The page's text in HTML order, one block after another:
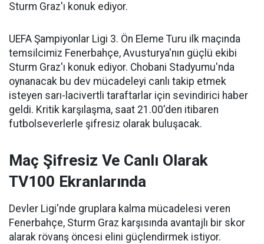
Sturm Graz'ı konuk ediyor.
UEFA Şampiyonlar Ligi 3. Ön Eleme Turu ilk maçında
temsilcimiz Fenerbahçe, Avusturya'nın güçlü ekibi
Sturm Graz'ı konuk ediyor. Chobani Stadyumu'nda
oynanacak bu dev mücadeleyi canlı takip etmek
isteyen sarı-lacivertli taraftarlar için sevindirici haber
geldi. Kritik karşılaşma, saat 21.00'den itibaren
futbolseverlerle şifresiz olarak buluşacak.
Maç Şifresiz Ve Canlı Olarak
TV100 Ekranlarında
Devler Ligi'nde gruplara kalma mücadelesi veren
Fenerbahçe, Sturm Graz karşısında avantajlı bir skor
alarak rövanş öncesi elini güçlendirmek istiyor.